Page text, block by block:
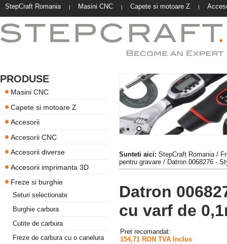
StepCraft Romania | Masini CNC | Capete si motoare Z |
PRODUSE
Masini CNC
Capete si motoare Z
Accesorii
Accesorii CNC
Accesorii diverse
Accesorii imprimanta 3D
Freze si burghie
Seturi selectionate
Burghie carbura
Cutite de carbura
Freze de carbura cu o canelura
Sunteti aici: StepCraft Romania/
pentru gravare / Datron 0068276 -
Datron
cu varf de
Pret recomandat:
154,71 RON TVA Inclus